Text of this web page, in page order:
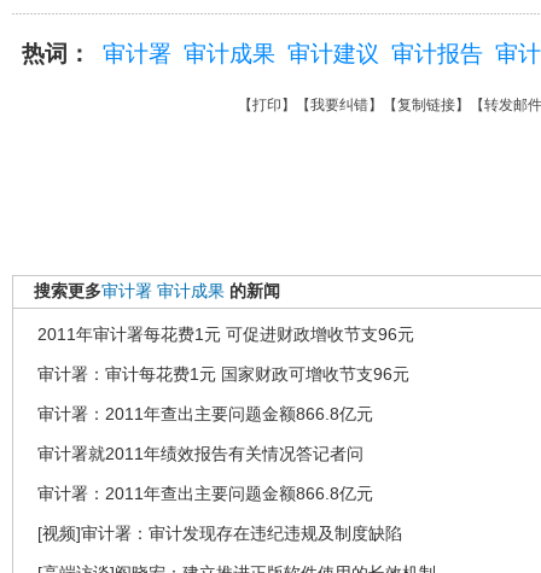
热词： 审计署 审计成果 审计建议 审计报告 审
【打印 】【我要纠错】【复制链接】【转发邮件
搜索更多审计署 审计成果 的新闻
2011年审计署每花费1元 可促进财政增收节支96元
审计署：审计每花费1元 国家财政可增收节支96元
审计署：2011年查出主要问题金额866.8亿元
审计署就2011年绩效报告有关情况答记者问
审计署：2011年查出主要问题金额866.8亿元
[视频]审计署：审计发现存在违纪违规及制度缺陷